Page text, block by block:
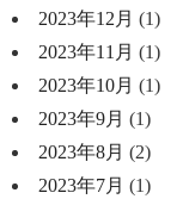
2023年12月 (1)
2023年11月 (1)
2023年10月 (1)
2023年9月 (1)
2023年8月 (2)
2023年7月 (1)